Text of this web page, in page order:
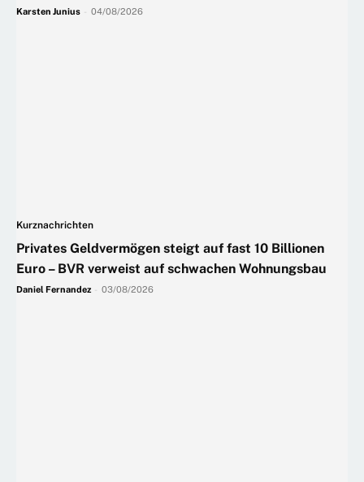
Karsten Junius 04/08/2026
Kurznachrichten
Privates Geldvermögen steigt auf fast 10 Billionen
Euro – BVR verweist auf schwachen Wohnungsbau
Daniel Fernandez 03/08/2026